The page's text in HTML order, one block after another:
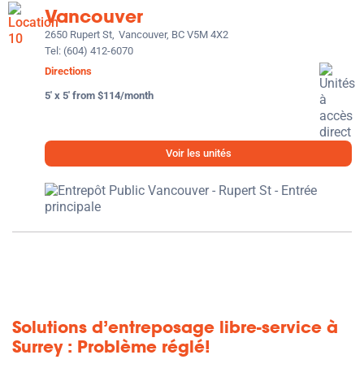
Vancouver
2650 Rupert St, Vancouver, BC V5M 4X2
Tel: (604) 412-6070
Directions
5' x 5' from $114/month
Voir les unités
Solutions d’entreposage libre-service à
Surrey : Problème réglé!